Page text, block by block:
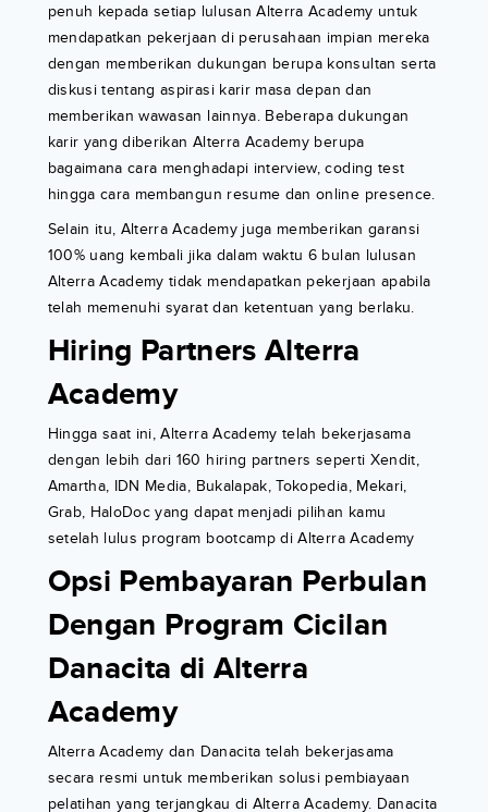
penuh kepada setiap lulusan Alterra Academy untuk
mendapatkan pekerjaan di perusahaan impian mereka
dengan memberikan dukungan berupa konsultan serta
diskusi tentang aspirasi karir masa depan dan
memberikan wawasan lainnya. Beberapa dukungan
karir yang diberikan Alterra Academy berupa
bagaimana cara menghadapi interview, coding test
hingga cara membangun resume dan online presence.
Selain itu, Alterra Academy juga memberikan garansi
100% uang kembali jika dalam waktu 6 bulan lulusan
Alterra Academy tidak mendapatkan pekerjaan apabila
telah memenuhi syarat dan ketentuan yang berlaku.
Hiring Partners Alterra
Academy
Hingga saat ini, Alterra Academy telah bekerjasama
dengan lebih dari 160 hiring partners seperti Xendit,
Amartha, IDN Media, Bukalapak, Tokopedia, Mekari,
Grab, HaloDoc yang dapat menjadi pilihan kamu
setelah lulus program bootcamp di Alterra Academy
Opsi Pembayaran Perbulan
Dengan Program Cicilan
Danacita di Alterra
Academy
Alterra Academy dan Danacita telah bekerjasama
secara resmi untuk memberikan solusi pembiayaan
pelatihan yang terjangkau di Alterra Academy. Danacita